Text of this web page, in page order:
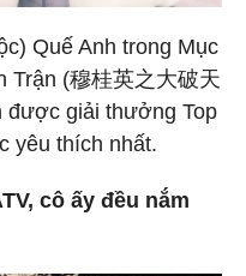
Quế Anh trong Mục
Trận (穆桂英之大破天
được giải thưởng Top
yêu thích nhất.
cô ấy đều nắm